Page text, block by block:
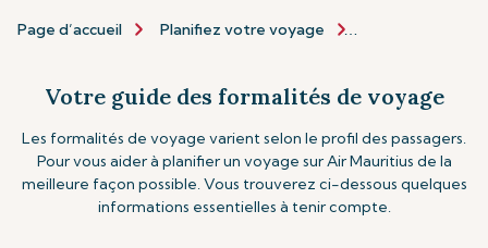
Page d’accueil Planifiez votre voyage
Votre guide des formalités de voyage
Les formalités de voyage varient selon le profil des passagers.
Pour vous aider à planifier un voyage sur Air Mauritius de la
meilleure façon possible. Vous trouverez ci-dessous quelques
informations essentielles à tenir compte.